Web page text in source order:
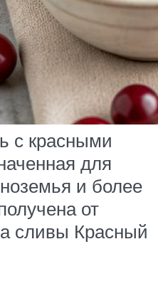
с красными
для
и более
от
сливы Красный